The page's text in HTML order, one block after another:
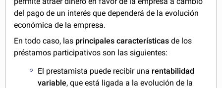
del pago de un interés que dependerá de la evolución
económica de la empresa.
En todo caso, las principales característicasde los
préstamos participativos son las siguientes:
El prestamista puede recibir una rentabilidad
variable, que está ligada a la evolución de la